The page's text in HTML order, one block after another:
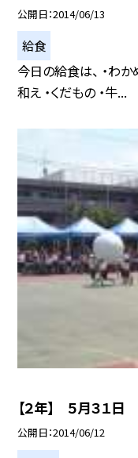
公開日 2014/06/13
給食
今日の給食は、 ・わ
和え ・くだもの ・牛...
【２年】 ５月３１
公開日 2014/06/12